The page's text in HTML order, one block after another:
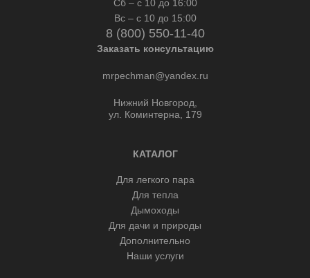
Сб – с 10 до 16:00
Вс – с 10 до 15:00
8 (800) 550-11-40
Заказать консультацию
mrpechman@yandex.ru
Нижний Новгород,
ул. Коминтерна, 179
КАТАЛОГ
Для легкого пара
Для тепла
Дымоходы
Для дачи и природы
Дополнительно
Наши услуги